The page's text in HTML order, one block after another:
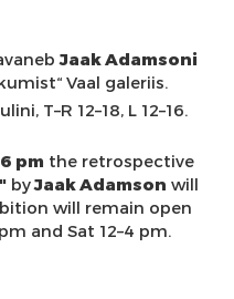
Jaak Adamsoni
Vaal galeriis.
T–R 12–18, L 12–16.
pm the retrospective
byJaak Adamson will
will remain open
and Sat 12–4 pm.